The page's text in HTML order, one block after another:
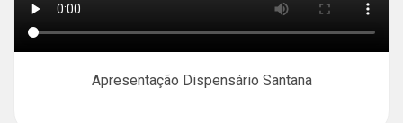
Apresentação Dispensário Santana